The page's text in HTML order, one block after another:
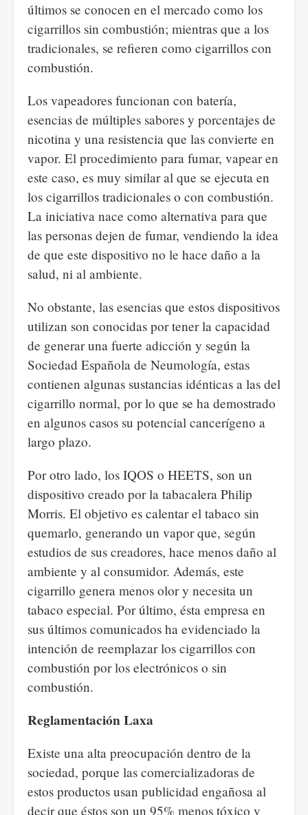
últimos se conocen en el mercado como los
cigarrillos sin combustión; mientras que a los
tradicionales, se refieren como cigarrillos con
combustión.
Los vapeadores funcionan con batería,
esencias de múltiples sabores y porcentajes de
nicotina y una resistencia que las convierte en
vapor. El procedimiento para fumar, vapear en
este caso, es muy similar al que se ejecuta en
los cigarrillos tradicionales o con combustión.
La iniciativa nace como alternativa para que
las personas dejen de fumar, vendiendo la idea
de que este dispositivo no le hace daño a la
salud, ni al ambiente.
No obstante, las esencias que estos dispositivos
utilizan son conocidas por tener la capacidad
de generar una fuerte adicción y según la
Sociedad Española de Neumología, estas
contienen algunas sustancias idénticas a las del
cigarrillo normal, por lo que se ha demostrado
en algunos casos su potencial cancerígeno a
largo plazo.
Por otro lado, los IQOS o HEETS, son un
dispositivo creado por la tabacalera Philip
Morris. El objetivo es calentar el tabaco sin
quemarlo, generando un vapor que, según
estudios de sus creadores, hace menos daño al
ambiente y al consumidor. Además, este
cigarrillo genera menos olor y necesita un
tabaco especial. Por último, ésta empresa en
sus últimos comunicados ha evidenciado la
intención de reemplazar los cigarrillos con
combustión por los electrónicos o sin
combustión.
Reglamentación Laxa
Existe una alta preocupación dentro de la
sociedad, porque las comercializadoras de
estos productos usan publicidad engañosa al
decir que éstos son un 95% menos tóxico y